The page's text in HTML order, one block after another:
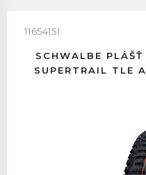
11654151
SCHWALBE
SUPERTRAIL TLE